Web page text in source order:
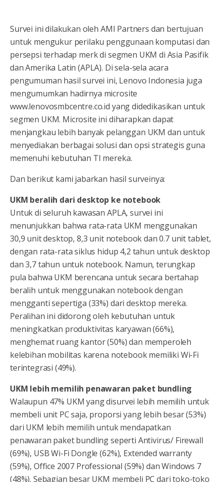
Survei ini dilakukan oleh AMI Partners dan bertujuan
untuk mengukur perilaku penggunaan komputasi dan
persepsi terhadap merk di segmen UKM di Asia Pasifik
dan Amerika Latin (APLA). Di sela-sela acara
pengumuman hasil survei ini, Lenovo Indonesia juga
mengumumkan hadirnya microsite
www.lenovosmbcentre.co.id yang didedikasikan untuk
segmen UKM. Microsite ini diharapkan dapat
menjangkau lebih banyak pelanggan UKM dan untuk
menyediakan berbagai solusi dan opsi strategis guna
memenuhi kebutuhan TI mereka.
Dan berikut kami jabarkan hasil surveinya:
UKM beralih dari desktop ke notebook
Untuk di seluruh kawasan APLA, survei ini
menunjukkan bahwa rata-rata UKM menggunakan
30,9 unit desktop, 8,3 unit notebook dan 0.7 unit tablet,
dengan rata-rata siklus hidup 4,2 tahun untuk desktop
dan 3,7 tahun untuk notebook. Namun, terungkap
pula bahwa UKM berencana untuk secara bertahap
beralih untuk menggunakan notebook dengan
mengganti sepertiga (33%) dari desktop mereka.
Peralihan ini didorong oleh kebutuhan untuk
meningkatkan produktivitas karyawan (66%),
menghemat ruang kantor (50%) dan memperoleh
kelebihan mobilitas karena notebook memiliki Wi-Fi
terintegrasi (49%).
UKM lebih memilih penawaran paket bundling
Walaupun 47% UKM yang disurvei lebih memilih untuk
membeli unit PC saja, proporsi yang lebih besar (53%)
dari UKM lebih memilih untuk mendapatkan
penawaran paket bundling seperti Antivirus/ Firewall
(69%), USB Wi-Fi Dongle (62%), Extended warranty
(59%), Office 2007 Professional (59%) dan Windows 7
(48%). Sebagian besar UKM membeli PC dari toko-toko